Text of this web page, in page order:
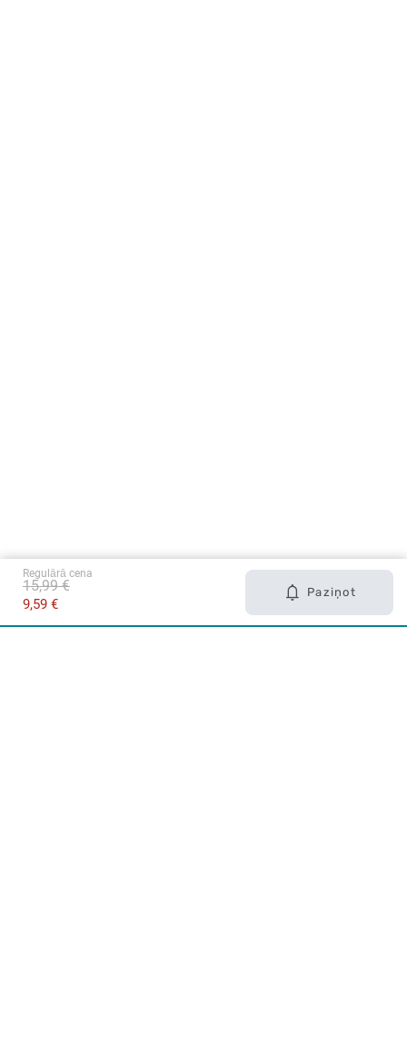
Regulārā cena
9,59 €
15,99 € Paziņot